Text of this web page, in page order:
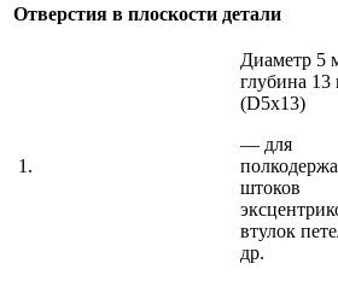
Отверстия в плоскости детали
1.
Диаметр 5
глубина
(D5х13)
— для
штоков
втулок
др.